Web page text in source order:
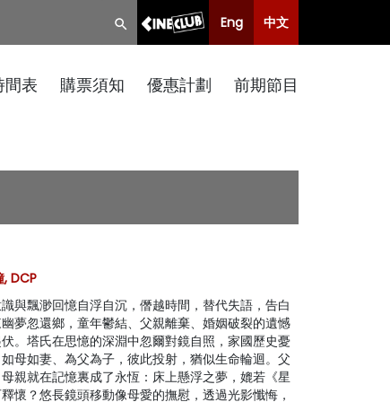
Eng 中文
間表 購票須知 優惠計劃 前期節目
, DCP
與飄渺回憶自浮自沉，僭越時間，替代失語，告白
夢忽還鄉，童年鬱結、父親離棄、婚姻破裂的遺憾
。塔氏在思憶的深淵中忽爾對鏡自照，家國歷史憂
母如妻、為父為子，彼此投射，猶似生命輪迴。父
親就在記憶裏成了永恆：床上懸浮之夢，媲若《星
懷？悠長鏡頭移動像母愛的撫慰，透過光影懺悔，